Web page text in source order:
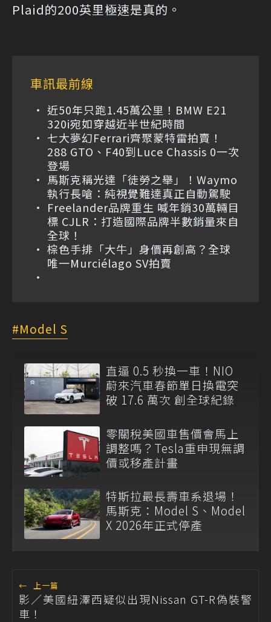
Plaid的200英里極速是真的。
車訊最前線
近50年只跑1.45萬公里！BMW E21
320i宛如穿越近半世紀時間
七大夢幻Ferrari齊聚蒙特雷拍賣！
288 GTO、F40到Luce Chassis 0一次
登場
馬斯克稱光達「徒勞之舉」！Waymo
執行長嗆：純視覺難達真正自動駕駛
Freelander品牌重生 喊年銷30萬輛目
標 CJLR：打造國際品牌半數銷量來自
全球！
棕色手排「大牛」身價再創高？全球
唯一Murciélago SV拍賣
Model S
直逼 0.5 秒換一車！NIO
蔚來汽車春節單日換電突
破 17.6 萬次 創全球紀錄
零關稅美國車售價會馬上
調整嗎？Tesla重申現無調
價或移產計畫
特斯拉最長壽車系退場！
馬斯克：Model S、Model
X 2026年正式停產
← 上一篇
影／美國紐澤西疑似出現Nissan GT-R偽裝警
車！